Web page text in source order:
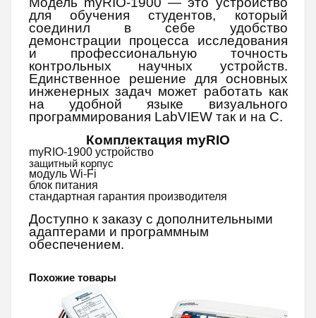
для обучения студентов, который
соединил в себе удобство
демонстрации процесса исследования
и профессиональную точность
контрольных научных устройств.
Единственное решение для основных
инженерных задач может работать как
на удобной языке визуального
программирования LabVIEW так и на C.
Комплектация myRIO
myRIO-1900 устройство
защитный корпус
модуль Wi-Fi
блок питания
стандартная гарантия производителя
Доступно к заказу с дополнительными
адаптерами и программным
обеспечением.
Похожие товары